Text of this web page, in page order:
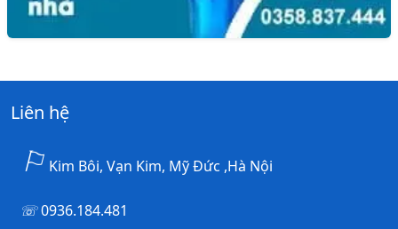
Liên hệ
Kim Bôi, Vạn Kim, Mỹ Đức ,Hà Nội
0936.184.481